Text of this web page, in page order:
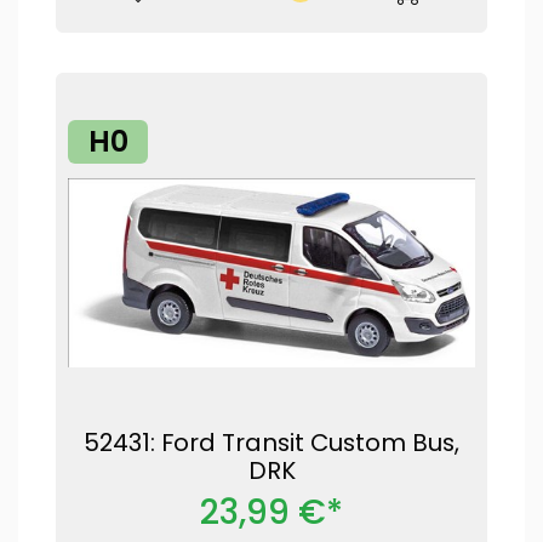
H0
52431: Ford Transit Custom Bus,
DRK
23,99 €*